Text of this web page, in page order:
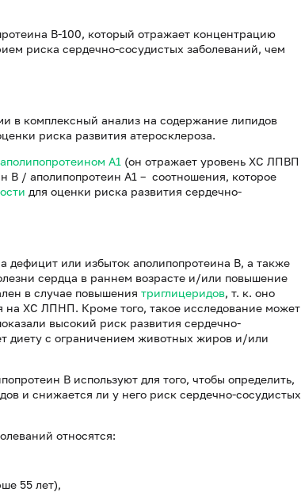
В-100, который отражает концентрацию
риска сердечно-сосудистых заболеваний, чем
в комплексный анализ на содержание липидов
риска развития атеросклероза.
аполипопротеином А1 (он отражает уровень ХС ЛПВП
В / аполипопротеин А1 – соотношения, которое
для оценки риска развития сердечно-
дефицит или избыток аполипопротеина В, а также
сердца в раннем возрасте и/или повышение
в случае повышения триглицеридов, т. к. оно
на ХС ЛПНП. Кроме того, такое исследование может
высокий риск развития сердечно-
диету с ограничением животных жиров и/или
B используют для того, чтобы определить,
и снижается ли у него риск сердечно-сосудистых
относятся:
55 лет),